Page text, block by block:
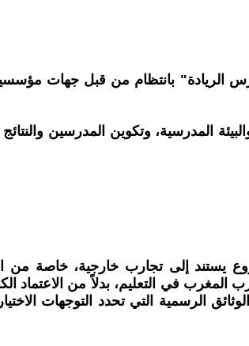
الريادة" بانتظام من قبل جهات
المدرسية، وتكوين المدرسين
إلى تجارب خارجية، خاصة من
في التعليم، بدلاً من الاعتماد
الرسمية التي تحدد التوجهات